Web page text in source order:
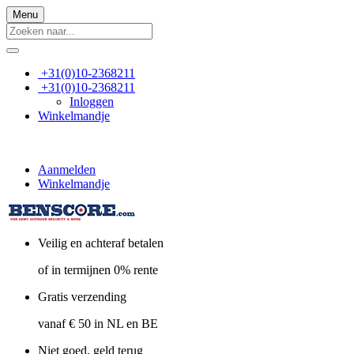
Menu
+31(0)10-2368211
+31(0)10-2368211
Inloggen
Winkelmandje
Aanmelden
Winkelmandje
Veilig en achteraf betalen
of in termijnen 0% rente
Gratis verzending
vanaf € 50 in NL en BE
Niet goed, geld terug